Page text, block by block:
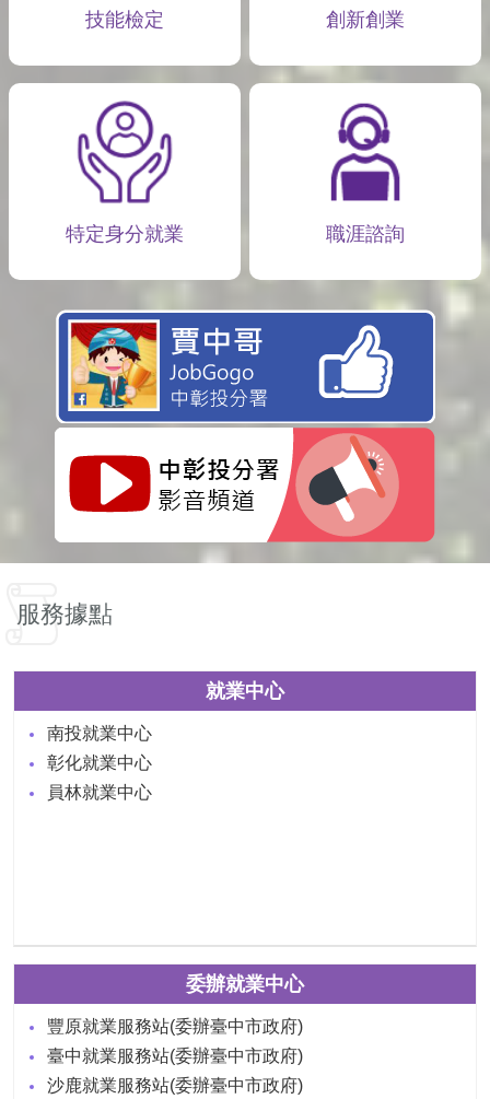
技能檢定 創新創業
特定身分就業 職涯諮詢
服務據點
就業中心
南投就業中心
彰化就業中心
員林就業中心
委辦就業中心
豐原就業服務站(委辦臺中市政府)
臺中就業服務站(委辦臺中市政府)
沙鹿就業服務站(委辦臺中市政府)